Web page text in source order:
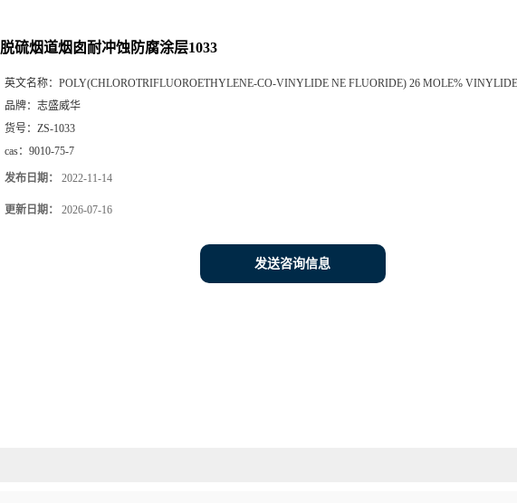
脱硫烟道烟囱耐冲蚀防腐涂层1033
英文名称： POLY(CHLOROTRIFLUOROETHYLENE-CO-VINYLIDE NE FLUORIDE) 26 MOLE%
品牌： 志盛威华
货号： ZS-1033
cas： 9010-75-7
发布日期： 2022-11-14
更新日期： 2026-07-16
发送咨询信息